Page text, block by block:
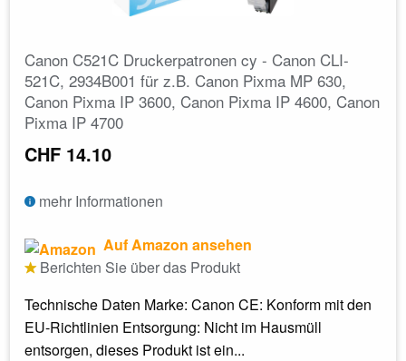
Canon C521C Druckerpatronen cy - Canon CLI-
521C, 2934B001 für z.B. Canon Pixma MP 630,
Canon Pixma IP 3600, Canon Pixma IP 4600, Canon
Pixma IP 4700
CHF 14.10
mehr Informationen
Auf Amazon ansehen
Berichten Sie über das Produkt
Technische Daten Marke: Canon CE: Konform mit den
EU-Richtlinien Entsorgung: Nicht im Hausmüll
entsorgen, dieses Produkt ist ein...